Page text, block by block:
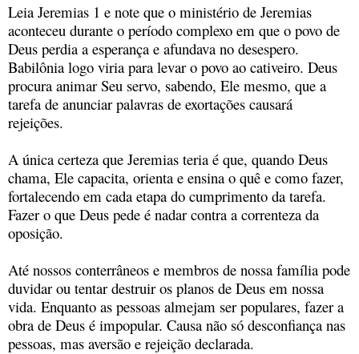
Leia Jeremias 1 e note que o ministério de Jeremias
aconteceu durante o período complexo em que o povo de
Deus perdia a esperança e afundava no desespero.
Babilônia logo viria para levar o povo ao cativeiro. Deus
procura animar Seu servo, sabendo, Ele mesmo, que a
tarefa de anunciar palavras de exortações causará
rejeições.
A única certeza que Jeremias teria é que, quando Deus
chama, Ele capacita, orienta e ensina o quê e como fazer,
fortalecendo em cada etapa do cumprimento da tarefa.
Fazer o que Deus pede é nadar contra a correnteza da
oposição.
Até nossos conterrâneos e membros de nossa família pode
duvidar ou tentar destruir os planos de Deus em nossa
vida. Enquanto as pessoas almejam ser populares, fazer a
obra de Deus é impopular. Causa não só desconfiança nas
pessoas, mas aversão e rejeição declarada.